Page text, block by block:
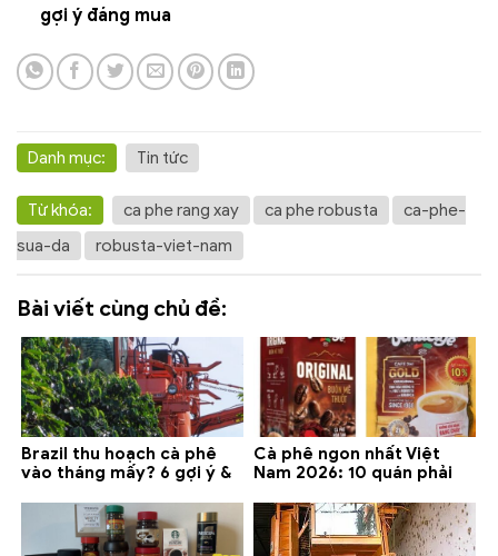
gợi ý đáng mua
Danh mục: Tin tức
Từ khóa: ca phe rang xay ca phe robusta
ca-phe-
sua-da
robusta-viet-nam
Bài viết cùng chủ đề:
Brazil thu hoạch cà phê
vào tháng mấy? 6 gợi ý &
Cà phê ngon nhất Việt
Nam 2026: 10 quán phải
Lạt